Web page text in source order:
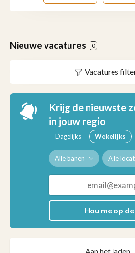
Nieuwe vacatures 0
Vacatures
Krijg de nieuwste
in jouw regio
Dagelijks Wekelijks
Alle banen Alle
Hou me op
Aan het laden...